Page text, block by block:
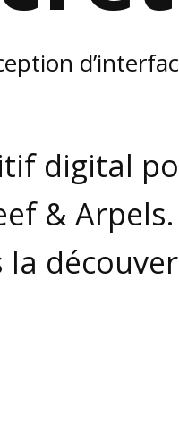
digital
&